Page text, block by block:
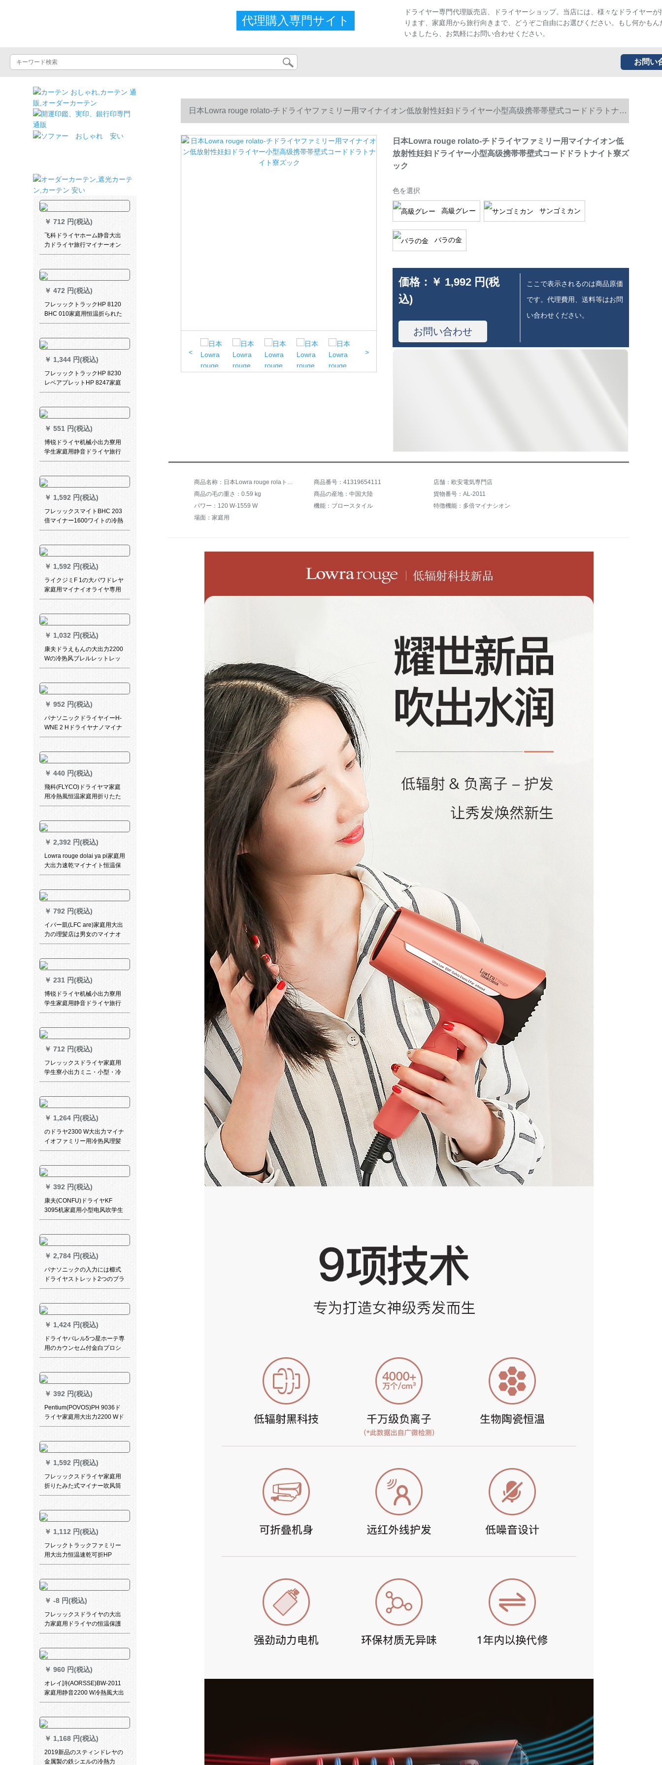
代理購入専門サイト
ドライヤー専門代理販売店、ドライヤーショップ。当店には、様々なドライヤーが
ります、家庭用から旅行向きまで、どうぞご自由にお選びください。もし何かもん
いましたら、お気軽にお問い合わせください。
お問い
￥ 712 円(税込)
飞科ドライヤホーム静音大出
力ドライヤ旅行マイナーオン
ラインクール热风理髪店サロ
器を折り畳むつとする。
￥ 472 円(税込)
フレッックトラックHP 8120
BHC 010家庭用恒温折られた
みみ式冷热风大出力ミニポレ
￥ 1,344 円(税込)
フレッックトラックHP 8230
レベアプレットHP 8247家庭
用マイナサージ恒温ドライヤ
￥ 551 円(税込)
博锐ドライヤ机械小出力寮用
学生家庭用静音ドライヤ旅行
冷熱风折ミニPH 1601标准配
￥ 1,592 円(税込)
フレッックスマイトBHC 203
倍マイナー1600ワイトの冷熱
風があられ、ドライヤBHC
￥ 1,592 円(税込)
ライクジミF 1の大パワドレヤ
家庭用マイナイオライヤ専用
ドアのドライヤ2000 W强风量
￥ 1,032 円(税込)
康夫ドラえもんの大出力2200
Wの冷热风ブレルレットレッ
トレットレットレットレット
￥ 952 円(税込)
パナソニックドライヤイーH-
WNE 2 Hドライヤナノマイナ
ーアイオンライヤ、家庭用ド
ある。
￥ 440 円(税込)
飛科(FLYCO)ドライヤマ家庭
用冷熱風恒温家庭用折りたた
み式大出力ドライヤ200 W FH
￥ 2,392 円(税込)
Lowra rouge dolai ya pi家庭用
大出力速乾マイナイト恒温保
護低放射性妊婦用朱砂赤
￥ 792 円(税込)
イバー凱(LFC are)家庭用大出
力の理髪店は男女のマイナオ
ーラを傷つけるつけずに髪を
￥ 231 円(税込)
博锐ドライヤ机械小出力寮用
学生家庭用静音ドライヤ旅行
冷热风折りしたみみみの爆発
￥ 712 円(税込)
フレッックスドライヤ家庭用
学生寮小出力ミニ・小型・冷
えの熱風ドラヤ・筒は折りた
ーデュナ6段にBHC 020/05を
設置します。
￥ 1,264 円(税込)
のドラヤ2300 W大出力マイナ
イオファミリー用冷热风理髪
店ドライヤ
￥ 392 円(税込)
康夫(CONFU)ドライヤKF
3095机家庭用小型电风吹学生
寮低出力ドライヤー1600 W携
￥ 2,784 円(税込)
パナソニックの入力には櫛式
ドライヤストレット2つのブラ
シで髪を一つにしました。
ある。
￥ 1,424 円(税込)
ドライヤバレル5つ星ホーテ専
用のカウンセム付金白プロシ
ュート
￥ 392 円(税込)
Pentium(POVOS)PH 9036ド
ライヤ家庭用大出力2200 Wド
ライヤーホワイト
￥ 1,592 円(税込)
フレッックスドライヤ家庭用
折りたみた式マイナー吹风筒
携帯帯大出力电动ドライヤ
￥ 1,112 円(税込)
フレックトラックファミリー
用大出力恒温速乾可折HP
8227/05
￥ -8 円(税込)
フレッックスドライヤの大出
力家庭用ドライヤの恒温保護
冷熱風6段風速HP 8222黒赤色
￥ 960 円(税込)
オレイ詩(AORSSE)BW-2011
家庭用静音2200 W冷熱風大出
力ドライヤー
￥ 1,168 円(税込)
2019新品のスティンドレヤの
金属製の鉄シエルの冷熱力
日本Lowra rouge rolato-チドライヤファミリー用マイナイオン低放射性妊妇ドライヤー小型高级携帯帯壁式コードドラトナイ
ト寮ズック
< >
日本Lowra rouge rolato-チドライヤファミリー用マイナイオン低
放射性妊妇ドライヤー小型高级携帯帯壁式コードドラトナイト寮ズ
ック
色を選択
高級グレー サンゴミカン
バラの金
価格： ￥ 1,992 円(税
込)
お問い合わせ
ここで表示されるのは商品原価
です。代理費用、送料等はお問
い合わせください。
商品番号：41319654111
店舗：欧安電気専門店
商品の毛の重さ：0.59 kg
商品の産地：中国大陸
貨物番号：AL-2011
パワー：120 W-1559 W
機能：ブロースタイル
特徴機能：多倍マイナシオン
場面：家庭用